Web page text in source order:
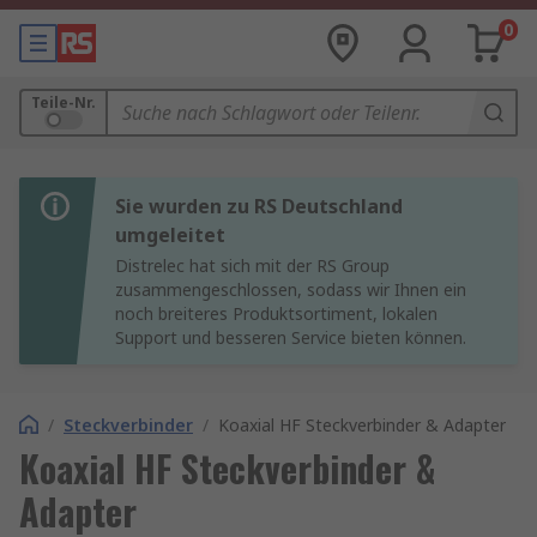
0
Teile-Nr.
Sie wurden zu RS Deutschland
umgeleitet
Distrelec hat sich mit der RS Group
zusammengeschlossen, sodass wir Ihnen ein
noch breiteres Produktsortiment, lokalen
Support und besseren Service bieten können.
/ Steckverbinder / Koaxial HF Steckverbinder & Adapter
Koaxial HF Steckverbinder &
Adapter